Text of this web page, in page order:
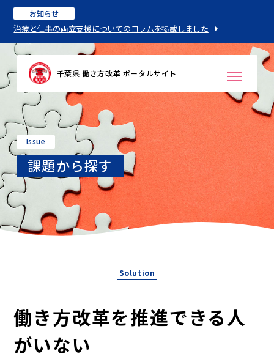
お知らせ
治療と仕事の両立支援についてのコラムを掲載しました
千葉県 働き方改革 ポータルサイト
Issue
課題から探す
Solution
働き方改革を推進できる人
がいない